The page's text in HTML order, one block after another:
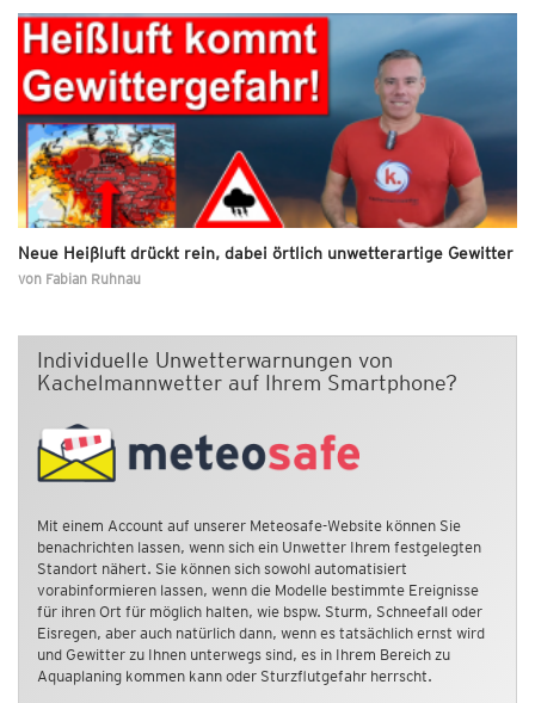
Neue Heißluft drückt rein, dabei örtlich unwetterartige Gewitter
von Fabian Ruhnau
Individuelle Unwetterwarnungen von
Kachelmannwetter auf Ihrem Smartphone?
Mit einem Account auf unserer Meteosafe-Website können Sie
benachrichten lassen, wenn sich ein Unwetter Ihrem festgelegten
Standort nähert. Sie können sich sowohl automatisiert
vorabinformieren lassen, wenn die Modelle bestimmte Ereignisse
für ihren Ort für möglich halten, wie bspw. Sturm, Schneefall oder
Eisregen, aber auch natürlich dann, wenn es tatsächlich ernst wird
und Gewitter zu Ihnen unterwegs sind, es in Ihrem Bereich zu
Aquaplaning kommen kann oder Sturzflutgefahr herrscht.